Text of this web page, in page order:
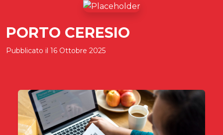
PORTO CERESIO
Pubblicato il 16 Ottobre 2025